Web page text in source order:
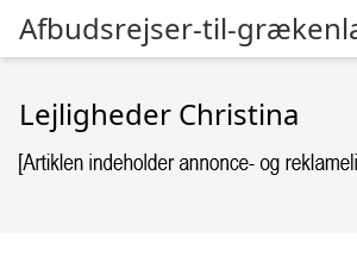
Afbudsrejser-til-
Lejligheder Christina